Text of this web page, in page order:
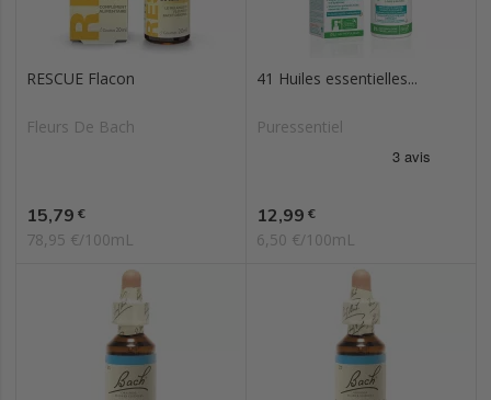
RESCUE Flacon
Fleurs De Bach
Prix
15,79 €
78,95 €/100mL
41 Huiles essentielles...
Puressentiel
Prix
12,99 €
6,50 €/100mL